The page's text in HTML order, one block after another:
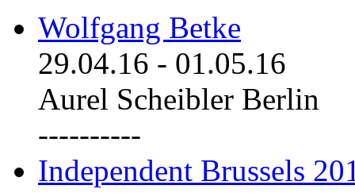
Wolfgang Betke
29.04.16 - 01.05.16
Aurel Scheibler Berlin
----------
Independent Brussels